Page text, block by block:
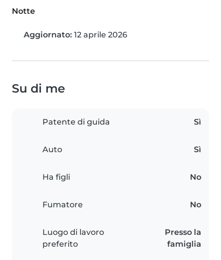
Notte
Aggiornato: 12 aprile 2026
Su di me
Patente di guida Sì
Auto Sì
Ha figli No
Fumatore No
Luogo di lavoro
preferito
Presso la
famiglia